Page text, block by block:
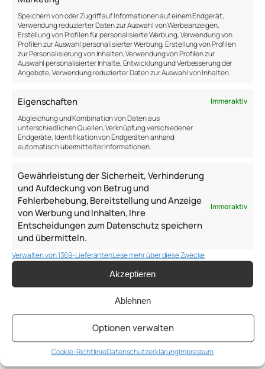
Speichern von oder Zugriff auf Informationen auf einem Endgerät,
Verwendung reduzierter Daten zur Auswahl von Werbeanzeigen,
Erstellung von Profilen für personalisierte Werbung, Verwendung von
Profilen zur Auswahl personalisierter Werbung, Erstellung von Profilen
zur Personalisierung von Inhalten, Verwendung von Profilen zur
Auswahl personalisierter Inhalte, Entwicklung und Verbesserung der
Angebote, Verwendung reduzierter Daten zur Auswahl von Inhalten.
Eigenschaften
Immer aktiv
Abgleichung und Kombination von Daten aus
unterschiedlichen Quellen, Verknüpfung verschiedener
Endgeräte, Identifikation von Endgeräten anhand
automatisch übermittelter Informationen.
Gewährleistung der Sicherheit, Verhinderung
und Aufdeckung von Betrug und
Fehlerbehebung, Bereitstellung und Anzeige
von Werbung und Inhalten, Ihre
Entscheidungen zum Datenschutz speichern
und übermitteln.
Immer aktiv
Verwalten von 1369-LieferantenLese mehr über diese Zwecke
Akzeptieren
Ablehnen
Optionen verwalten
Cookie-RichtlinieDatenschutzerklärungImpressum
Songwahl beeinflusst das
Erregungsniveau
Je nachdem welche Musik du hörst, rufst du
unterschiedliche Emotionen und Zustände in
Lieder mit mehr als 120 bpm (120 Schläge pro
Minute), die meist auch anregend und motivierend
sind, um dich zu pushen (z.B. Robert Tepper – No
easy way out – 126 bpm).
Reduktion der
Erschöpfungsgefühle
Das Hören deiner Lieblingslieder kann die
Empfindlichkeit gegenüber Schmerz und
Erschöpfung senken. Der objektive Schmerz in
deinen Gliedern ist dann zwar immer noch
vorhanden, wird aber nicht mehr so stark beachtet,
weil die Aufmerksamkeit umgelenkt wird (z.B. I am
machine – Three Days Grace).
Steigerung der Energie
und Arbeitsleistung